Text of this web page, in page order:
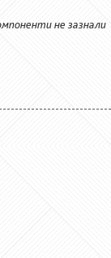
не зазнали